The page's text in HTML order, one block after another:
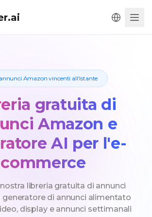
Amazon vincenti all'istante
gratuita di
Amazon e
AI per l'e-
commerce
libreria gratuita di annunci
generatore di annunci alimentato
display e annunci settimanali